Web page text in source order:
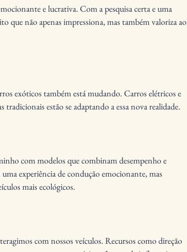
e lucrativa. Com a pesquisa certa e uma
que não apenas impressiona, mas também valoriza ao
exóticos também está mudando. Carros elétricos e
estão se adaptando a essa nova realidade.
com modelos que combinam desempenho e
experiência de condução emocionante, mas
mais ecológicos.
com nossos veículos. Recursos como direção